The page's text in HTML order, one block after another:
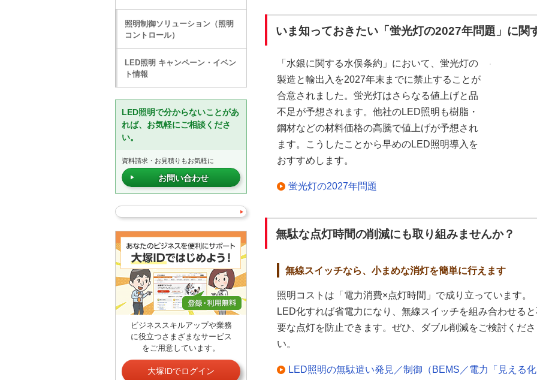
いま知っておきたい「蛍光灯の2027年問題」に関
「水銀に関する水俣条約」において、蛍光灯の
製造と輸出入を2027年末までに禁止することが
合意されました。蛍光灯はさらなる値上げと品
不足が予想されます。他社のLED照明も樹脂・
鋼材などの材料価格の高騰で値上げが予想され
ます。こうしたことから早めのLED照明導入を
おすすめします。
蛍光灯の2027年問題
無駄な点灯時間の削減にも取り組みませんか？
無線スイッチなら、小まめな消灯を簡単に行えます
照明コストは「電力消費×点灯時間」で成り立っています。
LED化すれば省電力になり、無線スイッチを組み合わせる
要な点灯を防止できます。ぜひ、ダブル削減をご検討くださ
い。
LED照明の無駄遣い発見／制御（BEMS／電力「見える
照明制御ソリューション（照明
コントロール）
LED照明 キャンペーン・イベン
ト情報
LED照明で分からないことがあ
れば、お気軽にご相談くださ
い。
資料請求・お見積りもお気軽に
お問い合わせ
ビジネススキルアップや業務
に役立つさまざまなサービス
をご用意しています。
大塚IDでログイン